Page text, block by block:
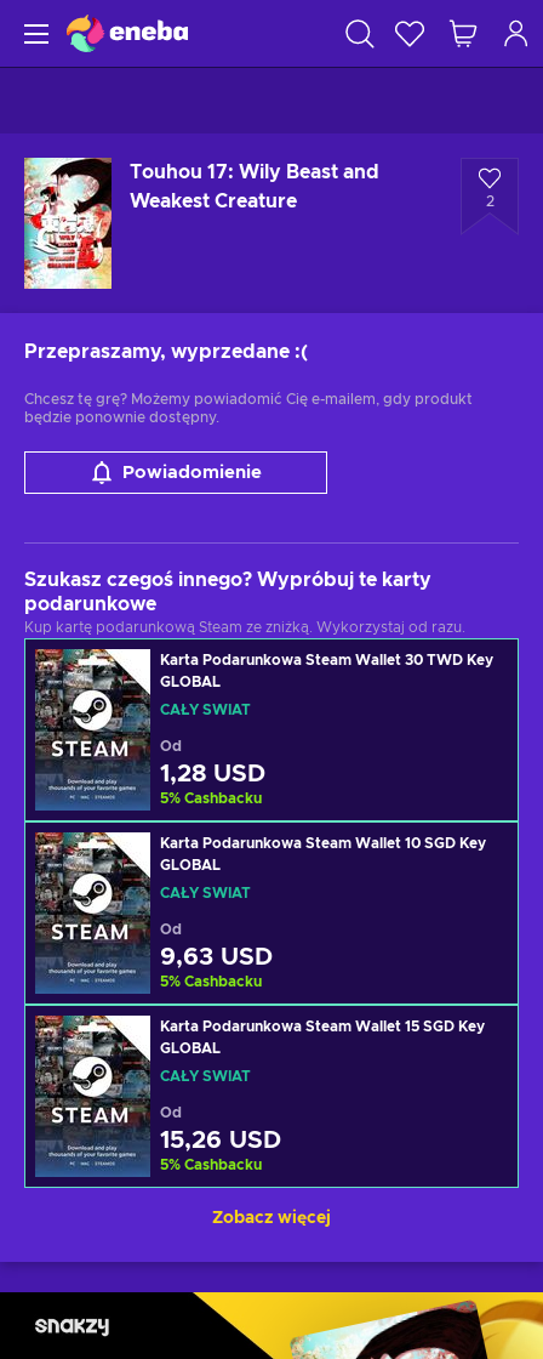
Touhou 17: Wily Beast and
Weakest Creature
2
Przepraszamy, wyprzedane :(
Chcesz tę grę? Możemy powiadomić Cię e-mailem, gdy produkt
będzie ponownie dostępny.
Powiadomienie
Szukasz czegoś innego? Wypróbuj te karty
podarunkowe
Kup kartę podarunkową Steam ze zniżką. Wykorzystaj od razu.
Karta Podarunkowa Steam Wallet 30 TWD Key
GLOBAL
CAŁY ŚWIAT
Od
1,28 USD
5% Cashbacku
Karta Podarunkowa Steam Wallet 10 SGD Key
GLOBAL
CAŁY ŚWIAT
Od
9,63 USD
5% Cashbacku
Karta Podarunkowa Steam Wallet 15 SGD Key
GLOBAL
CAŁY ŚWIAT
Od
15,26 USD
5% Cashbacku
Zobacz więcej